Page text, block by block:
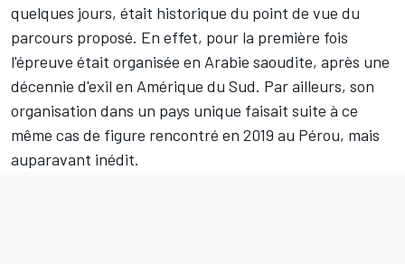
quelques jours, était historique du point de vue du
parcours proposé. En effet, pour la première fois
l'épreuve était organisée en Arabie saoudite, après une
décennie d'exil en Amérique du Sud. Par ailleurs, son
organisation dans un pays unique faisait suite à ce
même cas de figure rencontré en 2019 au Pérou, mais
auparavant inédit.